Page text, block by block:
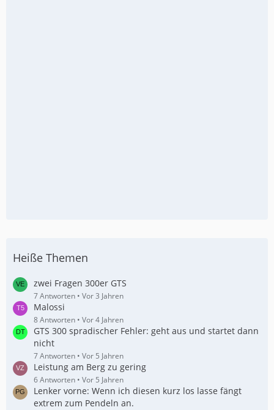
Heiße Themen
zwei Fragen 300er GTS
7 Antworten Vor 3 Jahren
Malossi
8 Antworten Vor 4 Jahren
GTS 300 spradischer Fehler: geht aus und startet dann
nicht
7 Antworten Vor 5 Jahren
Leistung am Berg zu gering
6 Antworten Vor 5 Jahren
Lenker vorne: Wenn ich diesen kurz los lasse fängt
extrem zum Pendeln an.